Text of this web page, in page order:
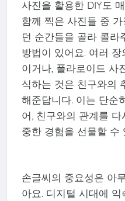
사진을 활용한 DIY도
함께 찍은 사진들 중
던 순간들을 골라 콜라
방법이 있어요. 여러
이거나, 폴라로이드 사
식하는 것은 친구와의
해준답니다. 이는 단순
어, 친구와의 관계를
중한 경험을 선물할 수
손글씨의 중요성은 아
아요. 디지털 시대에